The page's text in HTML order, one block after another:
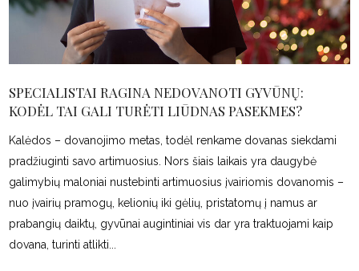
SPECIALISTAI RAGINA NEDOVANOTI GYVŪNŲ:
KODĖL TAI GALI TURĖTI LIŪDNAS PASEKMES?
Kalėdos – dovanojimo metas, todėl renkame dovanas siekdami
pradžiuginti savo artimuosius. Nors šiais laikais yra daugybė
galimybių maloniai nustebinti artimuosius įvairiomis dovanomis –
nuo įvairių pramogų, kelionių iki gėlių, pristatomų į namus ar
prabangių daiktų, gyvūnai augintiniai vis dar yra traktuojami kaip
dovana, turinti atlikti